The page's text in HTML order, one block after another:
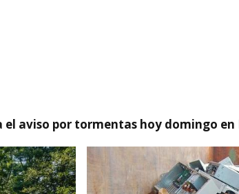
el aviso por tormentas hoy domingo